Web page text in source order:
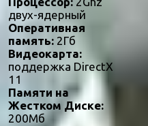
двух-ядерный
Оперативная
память:2Гб
Видеокарта:
поддержка DirectX
11
Памяти на
Жестком Диске:
200Мб